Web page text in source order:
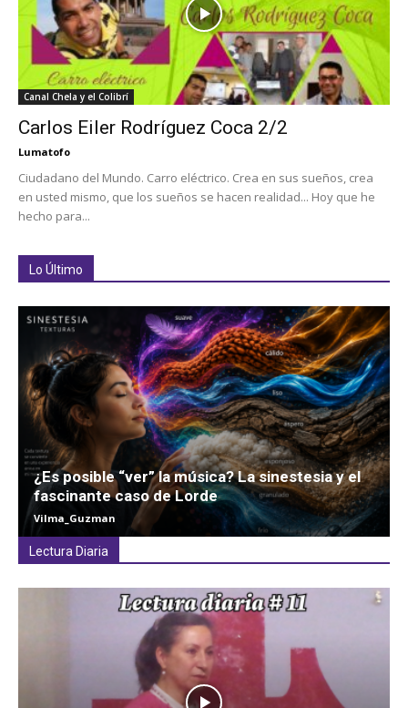
Canal Chela y el Colibrí
Carlos Eiler Rodríguez Coca 2/2
Lumatofo
Ciudadano del Mundo. Carro eléctrico. Crea en sus sueños, crea
en usted mismo, que los sueños se hacen realidad... Hoy que he
hecho para...
Lo Último
¿Es posible “ver” la música? La sinestesia y el
fascinante caso de Lorde
Vilma_Guzman
Lectura Diaria